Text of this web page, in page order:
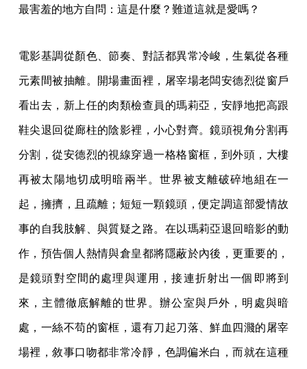
最害羞的地方自問：這是什麼？難道這就是愛嗎？
電影基調從顏色、節奏、對話都異常冷峻，生氣從各種
元素間被抽離。開場畫面裡，屠宰場老闆安德烈從窗戶
看出去，新上任的肉類檢查員的瑪莉亞，安靜地把高跟
鞋尖退回從廊柱的陰影裡，小心對齊。鏡頭視角分割再
分割，從安德烈的視線穿過一格格窗框，到外頭，大樓
再被太陽地切成明暗兩半。世界被支離破碎地組在一
起，擁擠，且疏離；短短一顆鏡頭，便定調這部愛情故
事的自我肢解、與質疑之路。在以瑪莉亞退回暗影的動
作，預告個人熱情與倉皇都將隱蔽於內後，更重要的，
是鏡頭對空間的處理與運用，接連折射出一個即將到
來，主體徹底解離的世界。辦公室與戶外，明處與暗
處，一絲不苟的窗框，還有刀起刀落、鮮血四濺的屠宰
場裡，敘事口吻都非常冷靜，色調偏米白，而就在這種